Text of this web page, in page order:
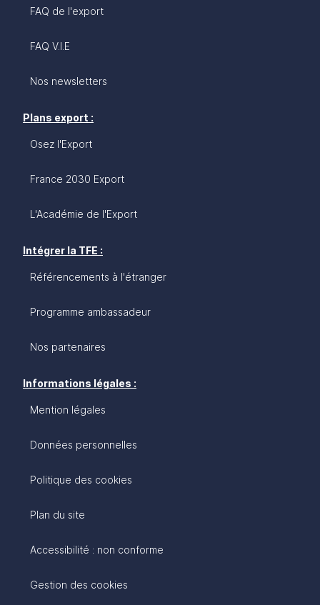
FAQ de l'export
FAQ V.I.E
Nos newsletters
Plans export :
Osez l'Export
France 2030 Export
L'Académie de l'Export
Intégrer la TFE :
Référencements à l'étranger
Programme ambassadeur
Nos partenaires
Informations légales :
Mention légales
Données personnelles
Politique des cookies
Plan du site
Accessibilité : non conforme
Gestion des cookies